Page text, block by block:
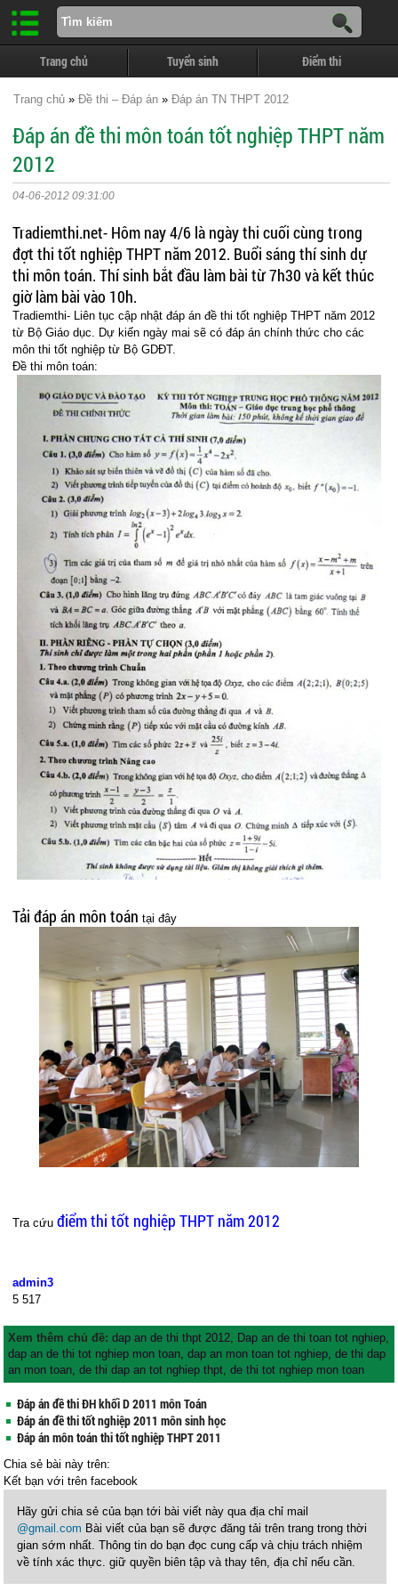
Trang chủ Tuyển sinh Điểm thi
Trang chủ » Đề thi – Đáp án » Đáp án TN THPT 2012
Đáp án đề thi môn toán tốt nghiệp THPT năm
2012
04-06-2012 09:31:00
Tradiemthi.net- Hôm nay 4/6 là ngày thi cuối cùng trong
đợt thi tốt nghiệp THPT năm 2012. Buổi sáng thí sinh dự
thi môn toán. Thí sinh bắt đầu làm bài từ 7h30 và kết thúc
giờ làm bài vào 10h.
Tradiemthi- Liên tục cập nhật đáp án đề thi tốt nghiệp THPT năm 2012
từ Bộ Giáo dục. Dự kiến ngày mai sẽ có đáp án chính thức cho các
môn thi tốt nghiệp từ Bộ GDĐT.
Đề thi môn toán:
Tải đáp án môn toán tại đây
Tra cứuđiểm thi tốt nghiệp THPT năm 2012
admin3
5 517
Xem thêm chủ đề:dap an de thi thpt 2012, Dap an de thi toan tot nghiep,
dap an de thi tot nghiep mon toan,dap an mon toan tot nghiep,de thi dap
an mon toan,de thi dap an tot nghiep thpt,de thi tot nghiep mon toan
Đáp án đề thi ĐH khối D 2011 môn Toán
Đáp án đề thi tốt nghiệp 2011 môn sinh học
Đáp án môn toán thi tốt nghiệp THPT 2011
Chia sẻ bài này trên:
Kết bạn vớitrên facebook
Hãy gửi chia sẻ của bạn tới bài viết này qua địa chỉ mail
@gmail.com Bài viết của bạn sẽ được đăng tải trên trang trong thời
gian sớm nhất. Thông tin do bạn đọc cung cấp và chịu trách nhiệm
về tính xác thực. giữ quyền biên tập và thay tên, địa chỉ nếu cần.